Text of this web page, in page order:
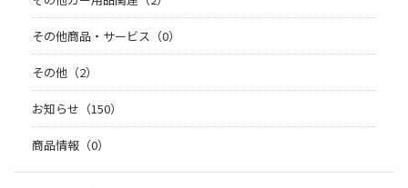
その他商品・サービス（0）
その他（2）
お知らせ（150）
商品情報（0）